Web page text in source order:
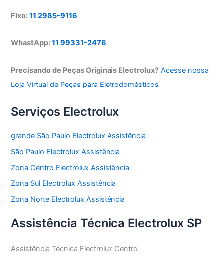
Fixo:11 2985-9116
WhastApp:11 99331-2476
Precisando de Peças Originais Electrolux? Acesse nossa
Loja Virtual de Peças para Eletrodomésticos
Serviços Electrolux
grande São Paulo Electrolux Assistência
São Paulo Electrolux Assistência
Zona Centro Electrolux Assistência
Zona Sul Electrolux Assistência
Zona Norte Electrolux Assistência
Assistência Técnica Electrolux SP
Assistência Técnica Electrolux Centro